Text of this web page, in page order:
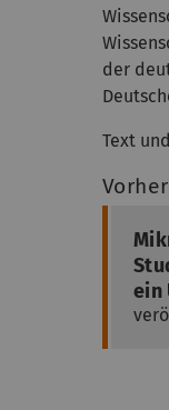
der
Text
ein